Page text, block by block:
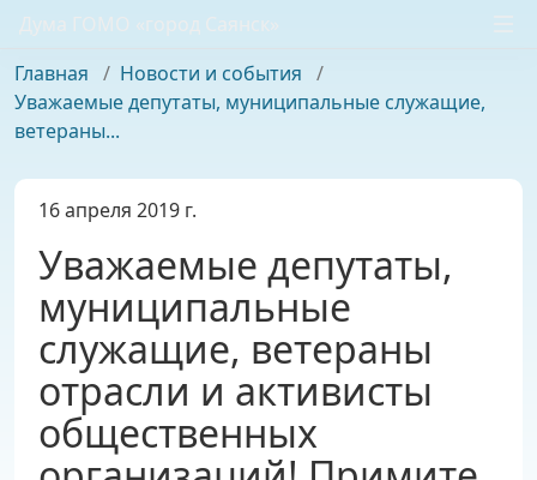
Дума ГОМО «город Саянск»
Главная / Новости и события /
Уважаемые депутаты, муниципальные служащие,
ветераны...
16 апреля 2019 г.
Уважаемые депутаты,
муниципальные
служащие, ветераны
отрасли и активисты
общественных